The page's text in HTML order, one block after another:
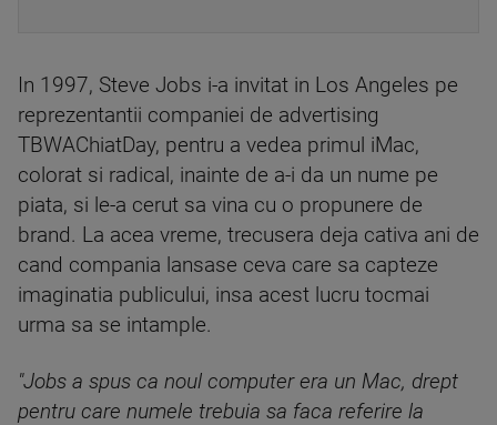
In 1997, Steve Jobs i-a invitat in Los Angeles pe
reprezentantii companiei de advertising
TBWAChiatDay, pentru a vedea primul iMac,
colorat si radical, inainte de a-i da un nume pe
piata, si le-a cerut sa vina cu o propunere de
brand. La acea vreme, trecusera deja cativa ani de
cand compania lansase ceva care sa capteze
imaginatia publicului, insa acest lucru tocmai
urma sa se intample.
"Jobs a spus ca noul computer era un Mac, drept
pentru care numele trebuia sa faca referire la